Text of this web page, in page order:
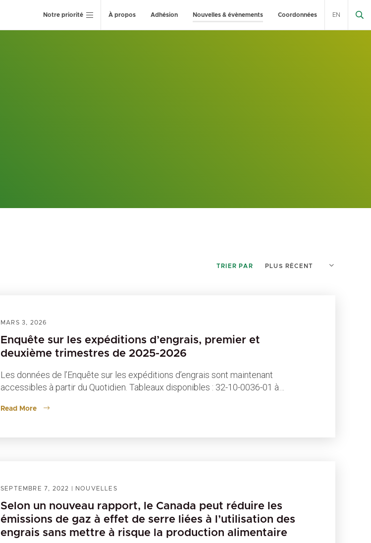
Notre priorité À propos Adhésion Nouvelles & évènements Coordonnées EN
TRIER PAR
MARS 3, 2026
Enquête sur les expéditions d’engrais, premier et
deuxième trimestres de 2025-2026
Les données de l’Enquête sur les expéditions d’engrais sont maintenant
accessibles à partir du Quotidien. Tableaux disponibles : 32-10-0036-01 à…
Read More
SEPTEMBRE 7, 2022 NOUVELLES
Selon un nouveau rapport, le Canada peut réduire les
émissions de gaz à effet de serre liées à l’utilisation des
engrais sans mettre à risque la production alimentaire